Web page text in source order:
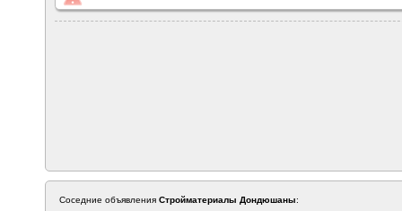
Соседние объявления Стройматериалы Дондюшаны: